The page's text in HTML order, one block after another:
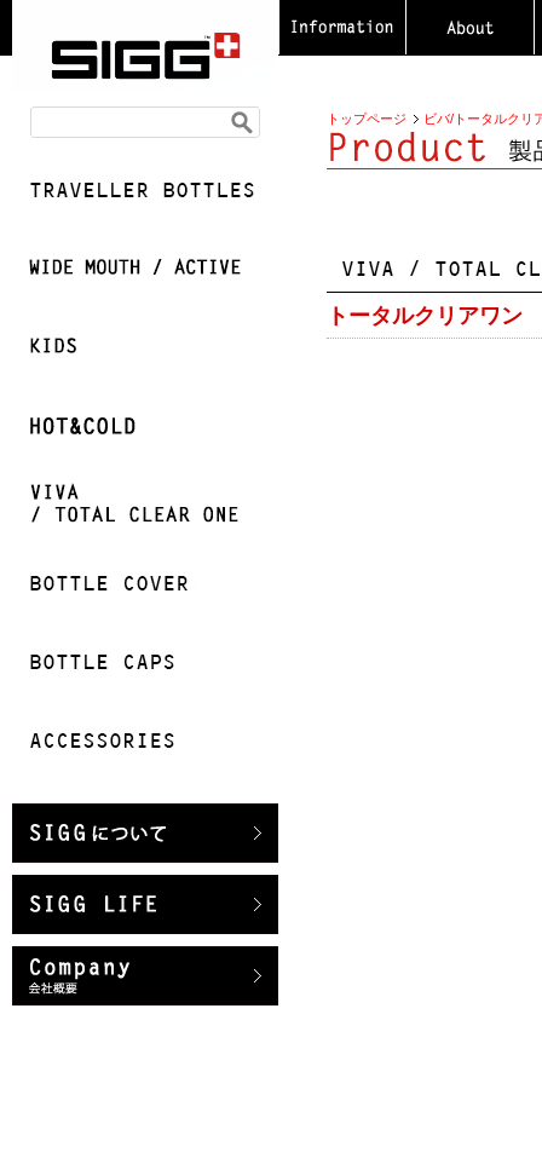
トップページ ビバ/トータルクリ
トータルクリアワ